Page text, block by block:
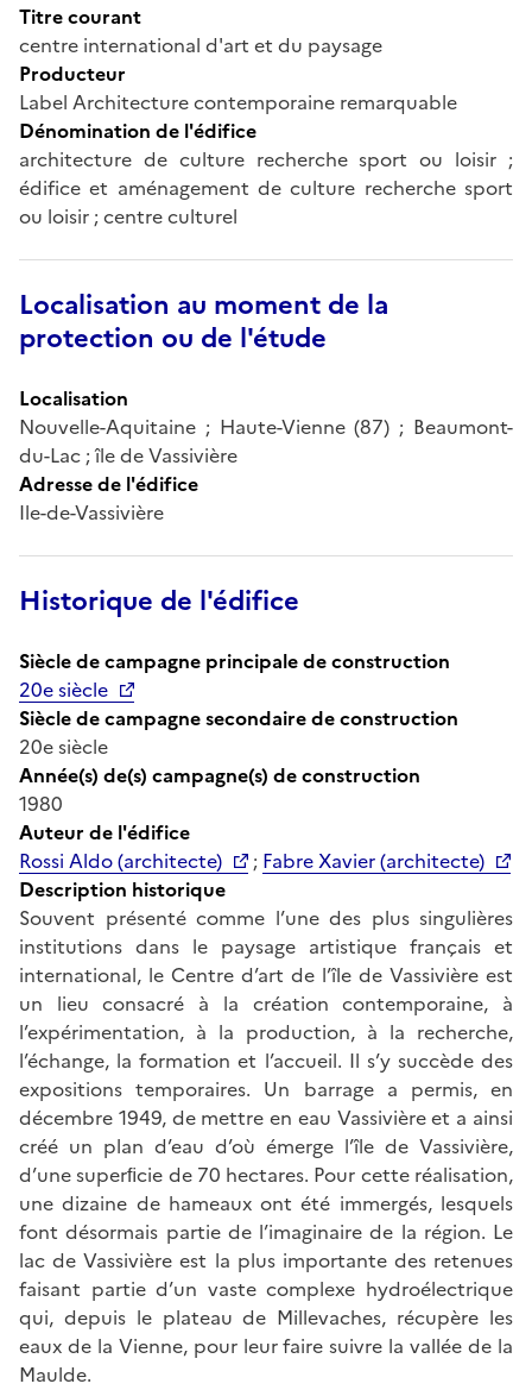
Titre courant
centre international d'art et du paysage
Producteur
Label Architecture contemporaine remarquable
Dénomination de l'édifice
architecture de culture recherche sport ou loisir ;
édifice et aménagement de culture recherche sport
ou loisir ; centre culturel
Localisation au moment de la
protection ou de l'étude
Localisation
Nouvelle-Aquitaine ; Haute-Vienne (87) ; Beaumont-
du-Lac ; île de Vassivière
Adresse de l'édifice
Ile-de-Vassivière
Historique de l'édifice
Siècle de campagne principale de construction
20e siècle
Siècle de campagne secondaire de construction
20e siècle
Année(s) de(s) campagne(s) de construction
1980
Auteur de l'édifice
Rossi Aldo (architecte)
; Fabre Xavier (architecte)
Description historique
Souvent présenté comme l’une des plus singulières
institutions dans le paysage artistique français et
international, le Centre d’art de l’île de Vassivière est
un lieu consacré à la création contemporaine, à
l’expérimentation, à la production, à la recherche,
l’échange, la formation et l’accueil. Il s’y succède des
expositions temporaires. Un barrage a permis, en
décembre 1949, de mettre en eau Vassivière et a ainsi
créé un plan d’eau d’où émerge l’île de Vassivière,
d’une superﬁcie de 70 hectares. Pour cette réalisation,
une dizaine de hameaux ont été immergés, lesquels
font désormais partie de l’imaginaire de la région. Le
lac de Vassivière est la plus importante des retenues
faisant partie d’un vaste complexe hydroélectrique
qui, depuis le plateau de Millevaches, récupère les
eaux de la Vienne, pour leur faire suivre la vallée de la
Maulde.